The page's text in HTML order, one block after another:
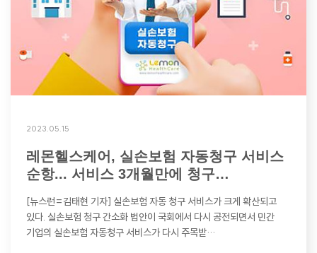
2023.05.15
레몬헬스케어, 실손보험 자동청구 서비스
순항... 서비스 3개월만에 청구…
[뉴스런=김태현 기자] 실손보험 자동 청구 서비스가 크게 확산되고
있다. 실손보험 청구 간소화 법안이 국회에서 다시 공전되면서 민간
기업의 실손보험 자동청구 서비스가 다시 주목받…